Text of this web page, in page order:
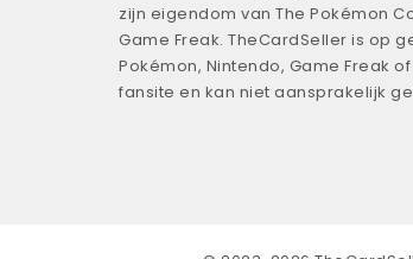
zijn eigendom van The Pokémon
Game Freak. TheCardSeller is op
Pokémon, Nintendo, Game Freak
fansite en kan niet aansprakelijk